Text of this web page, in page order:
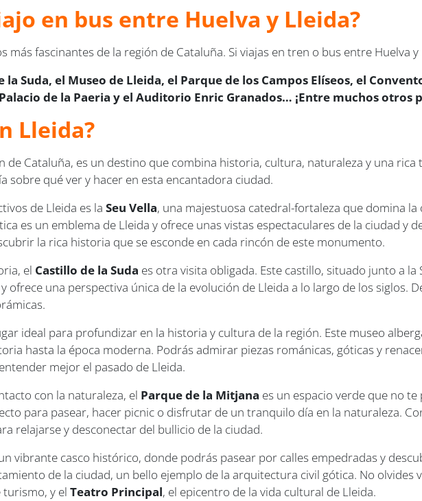
en bus entre Huelva y Lleida?
más fascinantes de la región de Cataluña. Si viajas en tren o bus entre Huelva
la Suda, el Museo de Lleida, el Parque de los Campos Elíseos, el
de la Paeria y el Auditorio Enric Granados… ¡Entre muchos otros
Lleida?
de Cataluña, es un destino que combina historia, cultura, naturaleza y una
sobre qué ver y hacer en esta encantadora ciudad.
de Lleida es laSeu Vella, una majestuosa catedral-fortaleza que domina
es un emblema de Lleida y ofrece unas vistas espectaculares de la ciudad y
la rica historia que se esconde en cada rincón de este monumento.
el Castillo de la Suda es otra visita obligada. Este castillo, situado junto a
ofrece una perspectiva única de la evolución de Lleida a lo largo de los siglos.
ideal para profundizar en la historia y cultura de la región. Este museo
hasta la época moderna. Podrás admirar piezas románicas, góticas y
mejor el pasado de Lleida.
con la naturaleza, el Parque de la Mitjana es un espacio verde que no
para pasear, hacer picnic o disfrutar de un tranquilo día en la naturaleza.
relajarse y desconectar del bullicio de la ciudad.
vibrante casco histórico, donde podrás pasear por calles empedradas y
de la ciudad, un bello ejemplo de la arquitectura civil gótica. No olvides
turismo, y elTeatro Principal, el epicentro de la vida cultural de Lleida.